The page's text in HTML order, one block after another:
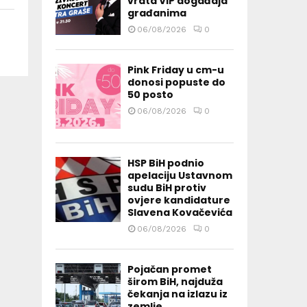
građanima
06/08/2026 0
Pink Friday u cm-u
donosi popuste do
50 posto
06/08/2026 0
HSP BiH podnio
apelaciju Ustavnom
sudu BiH protiv
ovjere kandidature
Slavena Kovačevića
06/08/2026 0
Pojačan promet
širom BiH, najduža
čekanja na izlazu iz